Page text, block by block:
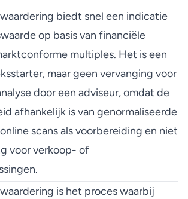
biedt snel een indicatie
op basis van financiële
multiples. Het is een
maar geen vervanging voor
door een adviseur, omdat de
afhankelijk is van genormaliseerde
scans als voorbereiding en niet
voor verkoop- of
is het proces waarbij